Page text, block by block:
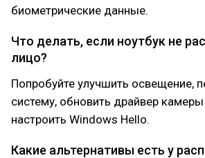
биометрические данные.
Что делать, если ноутбук не
лицо?
Попробуйте улучшить освещение,
систему, обновить драйвер
настроить Windows Hello.
Какие альтернативы есть у